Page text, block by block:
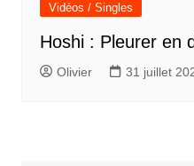
Vidéos / Singles
Hoshi : Pleurer en
Olivier 31 juillet